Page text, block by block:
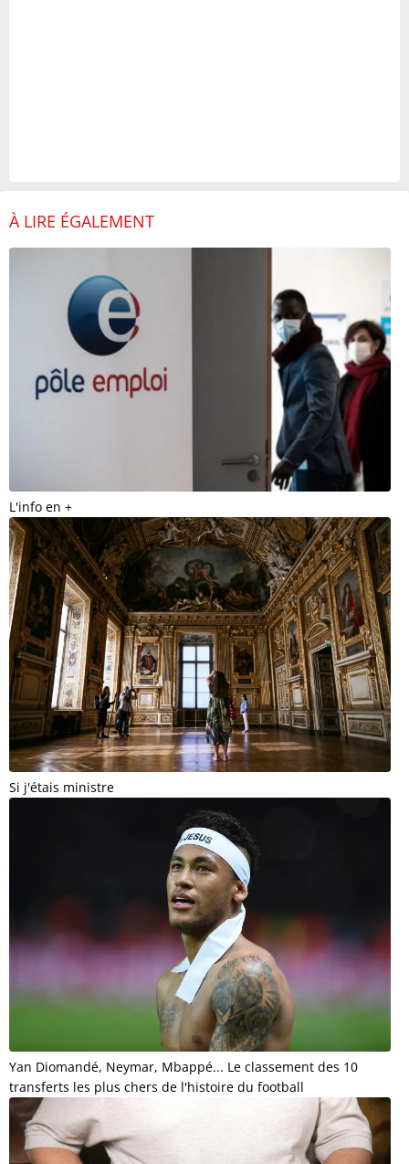
À LIRE ÉGALEMENT
L'info en +
Si j'étais ministre
Yan Diomandé, Neymar, Mbappé... Le classement des 10
transferts les plus chers de l'histoire du football